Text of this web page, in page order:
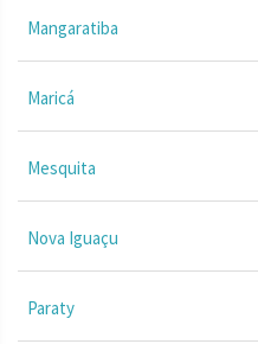
Mangaratiba
Maricá
Mesquita
Nova Iguaçu
Paraty